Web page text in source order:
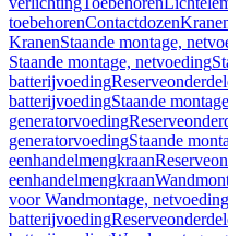
toebehorenContactdozen
KranenStaande montage,
Staande montage, netvoeding
batterijvoeding
batterijvoedingStaande
generatorvoeding
generatorvoedingStaande
eenhandelmengkraan
eenhandelmengkraan
voor Wandmontage, netvoeding
batterijvoeding